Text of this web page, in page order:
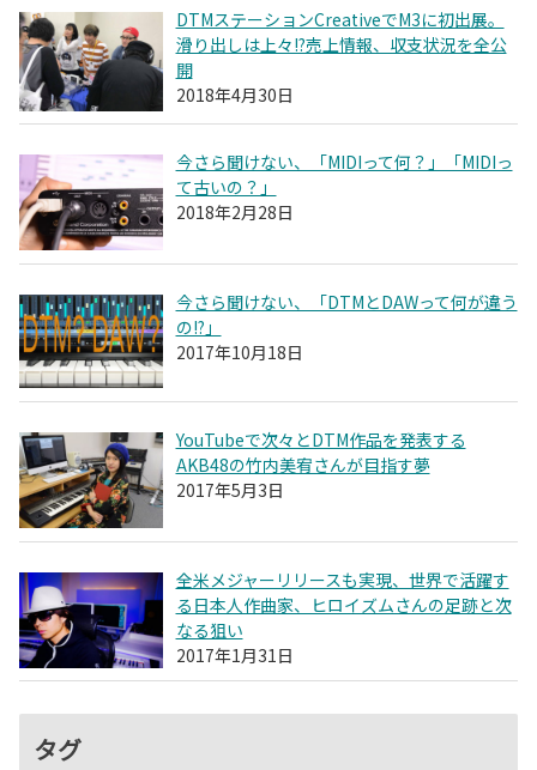
DTMステーションCreativeでM3に初出展。
滑り出しは上々!?売上情報、収支状況を全公
開
2018年4月30日
今さら聞けない、「MIDIって何？」「MIDIっ
て古いの？」
2018年2月28日
今さら聞けない、「DTMとDAWって何が違う
の!?」
2017年10月18日
YouTubeで次々とDTM作品を発表する
AKB48の竹内美宥さんが目指す夢
2017年5月3日
全米メジャーリリースも実現、世界で活躍す
る日本人作曲家、ヒロイズムさんの足跡と次
なる狙い
2017年1月31日
タグ